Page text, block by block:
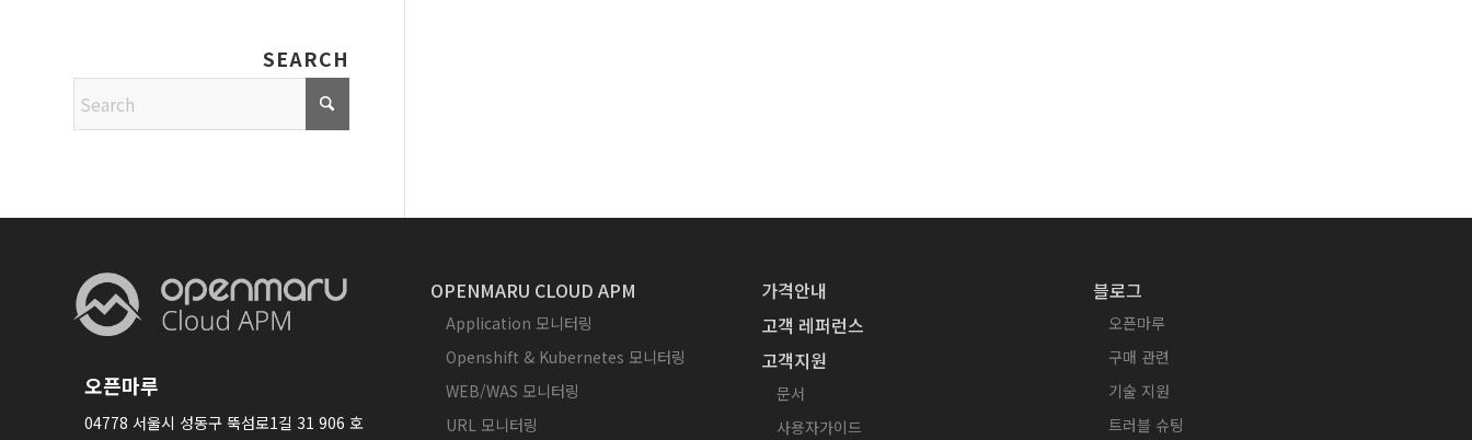
SEARCH
오픈마루
04778 서울시 성동구 뚝섬로1길 31 906 호
OPENMARU CLOUD APM
Application 모니터링
Openshift & Kubernetes 모니터링
WEB/WAS 모니터링
URL 모니터링
가격안내
고객 레퍼런스
고객지원
문서
사용자가이드
블로그
오픈마루
구매 관련
기술 지원
트러블 슈팅